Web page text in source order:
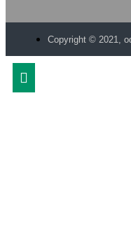
Copyright © 2021,